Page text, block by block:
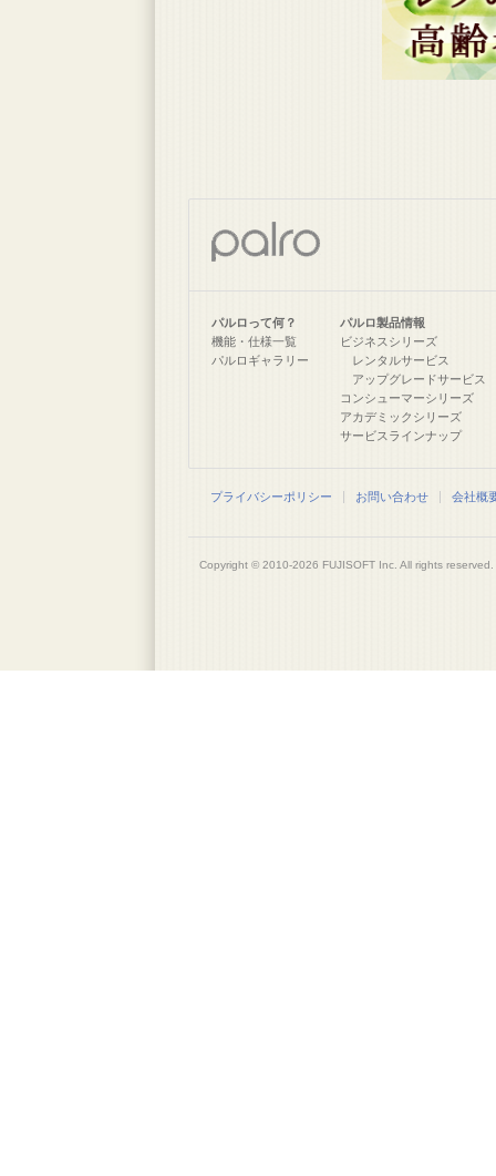
パルロって何？
機能・仕様一覧
パルロギャラリー
パルロ製品情報
ビジネスシリーズ
レンタルサービス
アップグレードサービス
コンシューマーシリーズ
アカデミックシリーズ
サービスラインナップ
プライバシーポリシー お問い合わせ 会社概
Copyright © 2010-2026 FUJISOFT Inc. All rights reserved.